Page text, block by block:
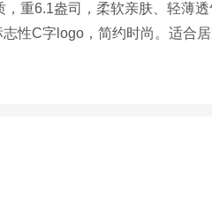
重6.1盎司，柔软亲肤、轻薄
性C字logo，简约时尚。适合